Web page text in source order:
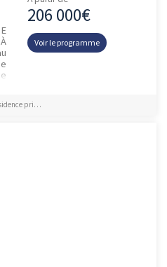
206 000€
Voir le programme
principale / PTZ